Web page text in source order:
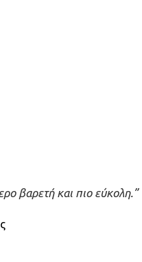
βαρετή και πιο εύκολη.”